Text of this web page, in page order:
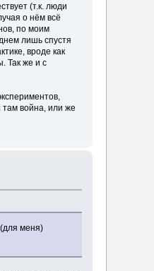
(т.к. люди
о нём всё
по моим
лишь спустя
вроде как
Так же и с
там война, или же
меня)